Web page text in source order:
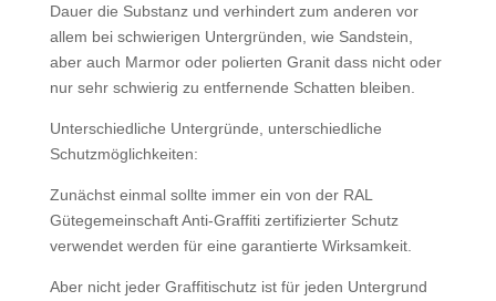
Dauer die Substanz und verhindert zum anderen vor
allem bei schwierigen Untergründen, wie Sandstein,
aber auch Marmor oder polierten Granit dass nicht oder
nur sehr schwierig zu entfernende Schatten bleiben.
Unterschiedliche Untergründe, unterschiedliche
Schutzmöglichkeiten:
Zunächst einmal sollte immer ein von der RAL
Gütegemeinschaft Anti-Graffiti zertifizierter Schutz
verwendet werden für eine garantierte Wirksamkeit.
Aber nicht jeder Graffitischutz ist für jeden Untergrund